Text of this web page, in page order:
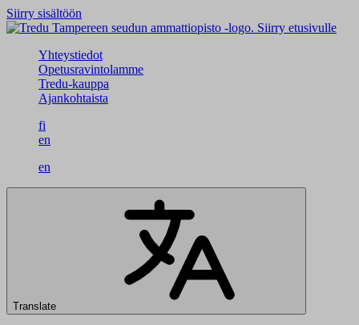
Siirry sisältöön
Siirry etusivulle
Yhteystiedot
Opetusravintolamme
Tredu-kauppa
Ajankohtaista
fi
en
en
Translate